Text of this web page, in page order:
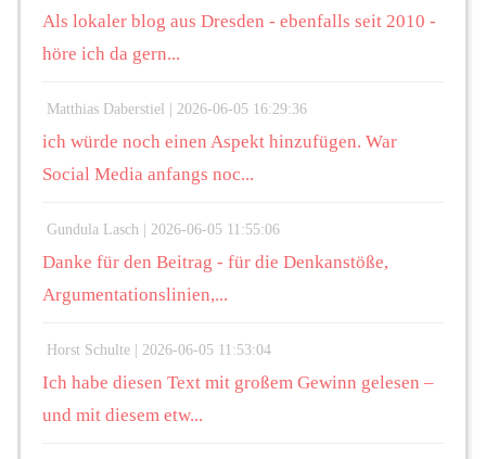
Als lokaler blog aus Dresden - ebenfalls seit 2010 -
höre ich da gern...
Matthias Daberstiel | 2026-06-05 16:29:36
ich würde noch einen Aspekt hinzufügen. War
Social Media anfangs noc...
Gundula Lasch | 2026-06-05 11:55:06
Danke für den Beitrag - für die Denkanstöße,
Argumentationslinien,...
Horst Schulte | 2026-06-05 11:53:04
Ich habe diesen Text mit großem Gewinn gelesen –
und mit diesem etw...